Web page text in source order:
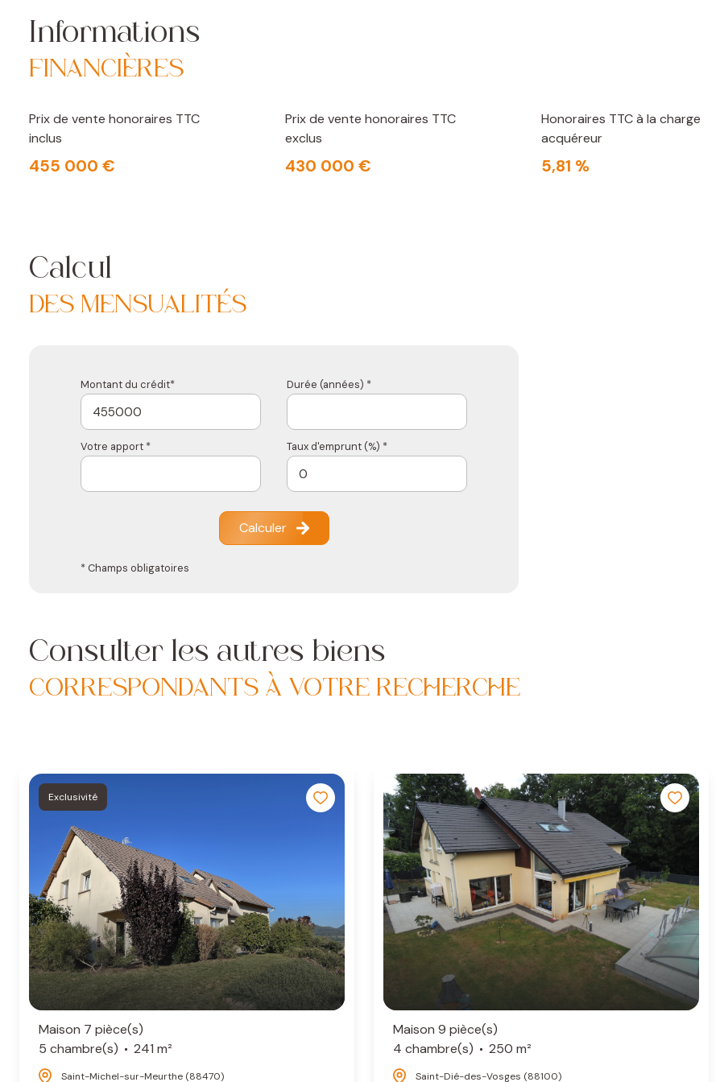
Informations
FINANCIÈRES
Prix de vente honoraires TTC
inclus
455 000 €
Prix de vente honoraires TTC
exclus
430 000 €
Honoraires TTC à la charge
acquéreur
5,81 %
Calcul
DES MENSUALITÉS
Montant du crédit* Durée (années) *
Votre apport * Taux d'emprunt (%) *
Calculer
* Champs obligatoires
Consulter les autres biens
CORRESPONDANTS À VOTRE RECHERCHE
Exclusivité
Maison 7 pièce(s)
5 chambre(s)
241 m²
Saint-Michel-sur-Meurthe (88470)
Maison 9 pièce(s)
4 chambre(s)
250 m²
Saint-Dié-des-Vosges (88100)